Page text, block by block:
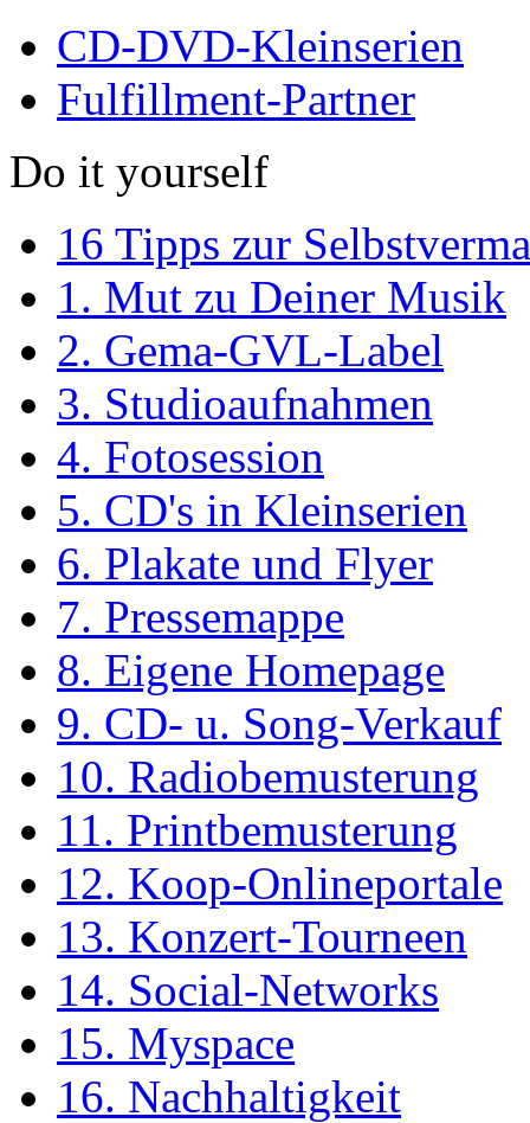
CD-DVD-Kleinserien
Fulfillment-Partner
Do it yourself
16 Tipps zur
1. Mut zu Deiner Musik
2. Gema-GVL-Label
3. Studioaufnahmen
4. Fotosession
5. CD's in Kleinserien
6. Plakate und Flyer
7. Pressemappe
8. Eigene Homepage
9. CD- u. Song-Verkauf
10. Radiobemusterung
11. Printbemusterung
12. Koop-Onlineportale
13. Konzert-Tourneen
14. Social-Networks
15. Myspace
16. Nachhaltigkeit